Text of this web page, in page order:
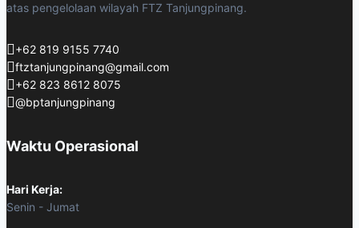
atas pengelolaan wilayah FTZ Tanjungpinang.
+62 819 9155 7740
ftztanjungpinang@gmail.com
+62 823 8612 8075
@bptanjungpinang
Waktu Operasional
Hari Kerja:
Senin - Jumat